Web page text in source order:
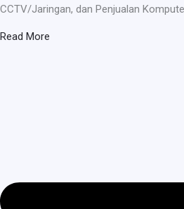
CCTV/Jaringan, dan Penjualan
Read More